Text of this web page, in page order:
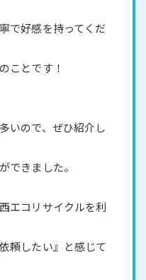
で好感を持ってくだ
ことです！
いので、ぜひ紹介し
できました。
エコリサイクルを利
頼したい』と感じて